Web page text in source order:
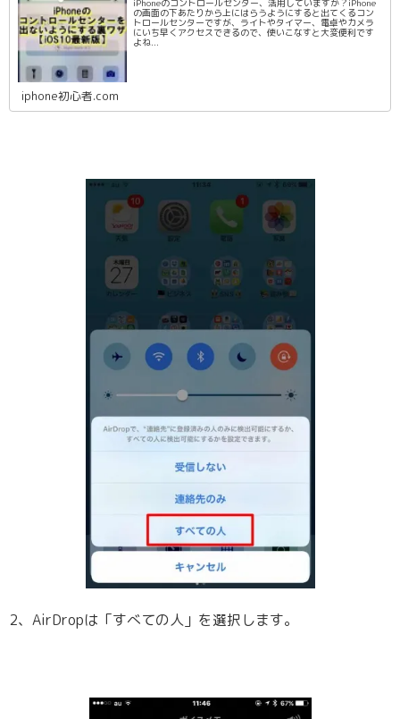
iPhoneのコントロールセンター、活用していますか？iPhone
の画面の下あたりから上にはらうようにすると出てくるコン
トロールセンターですが、ライトやタイマー、電卓やカメラ
にいち早くアクセスできるので、使いこなすと大変便利です
よね...
iphone初心者.com
2、AirDropは「すべての人」を選択します。